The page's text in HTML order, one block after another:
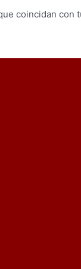
coincidan con